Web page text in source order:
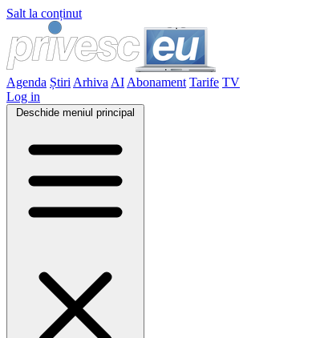
Salt la conținut
Agenda Știri Arhiva AI Abonament Tarife TV
Log in
Deschide meniul principal